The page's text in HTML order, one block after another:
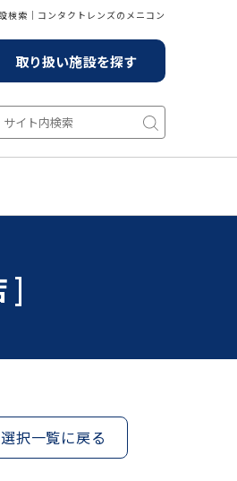
検索│コンタクトレンズのメニコン
取り扱い施設を探す
]
択一覧に戻る